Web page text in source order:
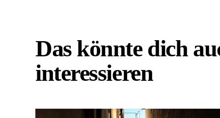
Das könnte dich
interessieren